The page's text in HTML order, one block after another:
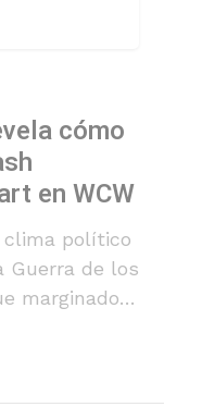
cómo
en WCW
clima político
Guerra de los
marginado